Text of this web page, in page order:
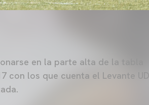
en la parte alta de la tabla
con los que cuenta el Levante UD